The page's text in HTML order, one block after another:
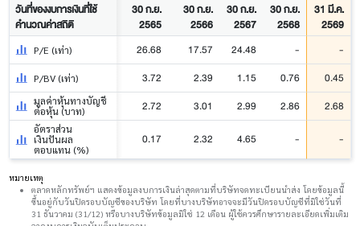
วันที่ของงบการเงินที่ใช้
คำนวณค่าสถิติ
30 ก.ย.
2565
30 ก.ย.
2566
30 ก.ย.
2567
30 ก.ย.
2568
31 มี.ค.
2569
P/E (เท่า) 26.68 17.57 24.48 - -
P/BV (เท่า) 3.72 2.39 1.15 0.76 0.45
มูลค่าหุ้นทางบัญชี
ต่อหุ้น (บาท)
2.72 3.01 2.99 2.86 2.68
อัตราส่วน
เงินปันผล
ตอบแทน (%)
0.17 2.32 4.65 - -
หมายเหตุ
ตลาดหลักทรัพย์ฯ แสดงข้อมูลงบการเงินล่าสุดตามที่บริษัทจดทะเบียนนำส่ง โดยข้อมูลนี้
ขึ้นอยู่กับวันปิดรอบบัญชีของบริษัท โดยที่บางบริษัทอาจจะมีวันปิดรอบบัญชีที่มิใช่วันที่
31 ธันวาคม (31/12) หรือบางบริษัทข้อมูลมิใช่ 12 เดือน ผู้ใช้ควรศึกษารายละเอียดเพิ่มเติม